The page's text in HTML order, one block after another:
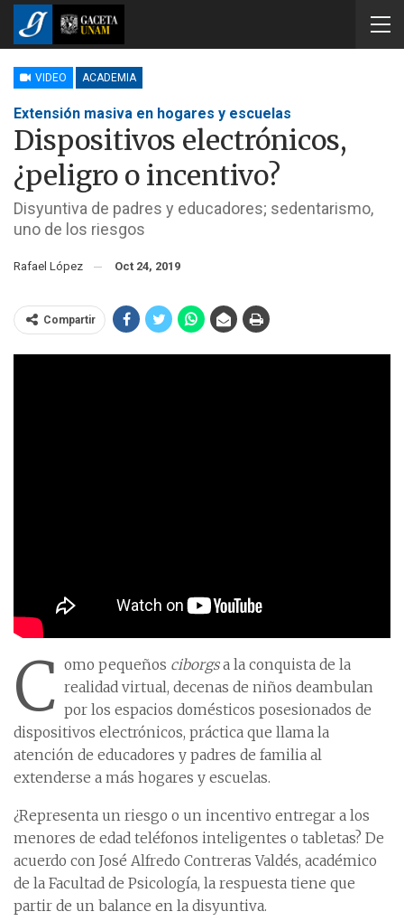
VIDEO ACADEMIA
Extensión masiva en hogares y escuelas
Dispositivos electrónicos,
¿peligro o incentivo?
Disyuntiva de padres y educadores; sedentarismo,
uno de los riesgos
Rafael López Oct 24, 2019
Compartir
C omo pequeños ciborgsa la conquista de la
realidad virtual, decenas de niños deambulan
por los espacios domésticos posesionados de
dispositivos electrónicos, práctica que llama la
atención de educadores y padres de familia al
extenderse a más hogares y escuelas.
¿Representa un riesgo o un incentivo entregar a los
menores de edad teléfonos inteligentes o tabletas? De
acuerdo con José Alfredo Contreras Valdés, académico
de la Facultad de Psicología, la respuesta tiene que
partir de un balance en la disyuntiva.